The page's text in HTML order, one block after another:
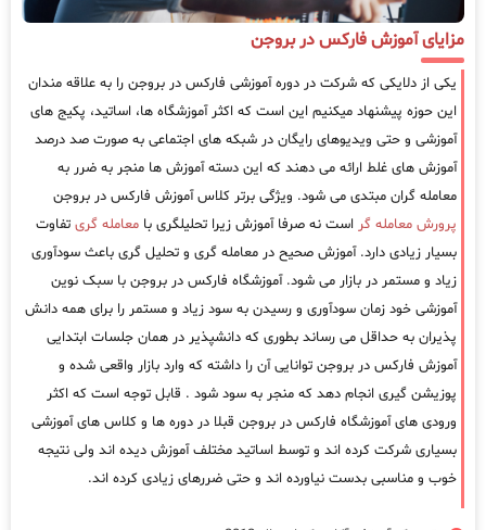
مزایای آموزش فارکس در بروجن
یکی از دلایکی که شرکت در دوره آموزشی فارکس در بروجن را به علاقه مندان
این حوزه پیشنهاد میکنیم این است که اکثر آموزشگاه ها، اساتید، پکیج های
آموزشی و حتی ویدیوهای رایگان در شبکه های اجتماعی به صورت صد درصد
آموزش های غلط ارائه می دهند که این دسته آموزش ها منجر به ضرر به
معامله گران مبتدی می شود. ویژگی برتر کلاس آموزش فارکس در بروجن
پرورش معامله گر است نه صرفا آموزش زیرا تحلیلگری با معامله گری تفاوت
بسیار زیادی دارد. آموزش صحیح در معامله گری و تحلیل گری باعث سودآوری
زیاد و مستمر در بازار می شود. آموزشگاه فارکس در بروجن با سبک نوین
آموزشی خود زمان سودآوری و رسیدن به سود زیاد و مستمر را برای همه دانش
پذیران به حداقل می رساند بطوری که دانشپذیر در همان جلسات ابتدایی
آموزش فارکس در بروجن توانایی آن را داشته که وارد بازار واقعی شده و
پوزیشن گیری انجام دهد که منجر به سود شود . قابل توجه است که اکثر
ورودی های آموزشگاه فارکس در بروجن قبلا در دوره ها و کلاس های آموزشی
بسیاری شرکت کرده اند و توسط اساتید مختلف آموزش دیده اند ولی نتیجه
خوب و مناسبی بدست نیاورده اند و حتی ضررهای زیادی کرده اند.